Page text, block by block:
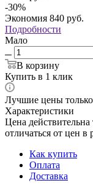
-30%
Экономия 840 руб.
Подробности
Мало
В корзину
Купить в 1 клик
Лучшие цены
Характеристики
Цена
отличаться от цен
Как купить
Оплата
Доставка